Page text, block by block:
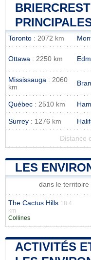
Toronto : 2072 km
Ottawa : 2250 km
Mississauga : 2060
km
Québec : 2510 km
Surrey : 1276 km
Distance
LES
dans le
The Cactus Hills 18.4
km
Collines
ACTIVITÉS